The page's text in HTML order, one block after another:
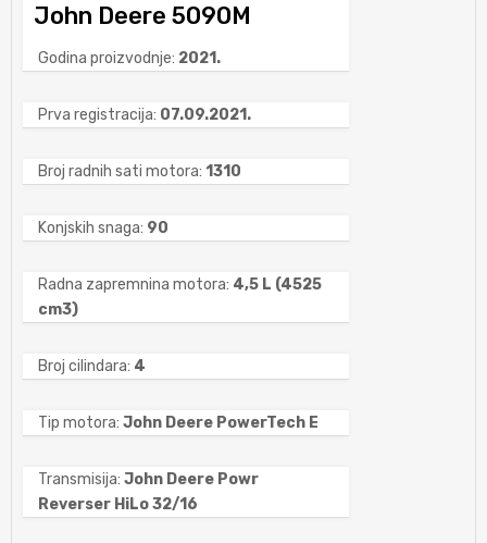
John Deere 5090M
Godina proizvodnje: 2021.
Prva registracija: 07.09.2021.
Broj radnih sati motora: 1310
Konjskih snaga: 90
Radna zapremnina motora: 4,5 L (4525
cm3)
Broj cilindara: 4
Tip motora: John Deere PowerTech E
Transmisija: John Deere Powr
Reverser HiLo 32/16